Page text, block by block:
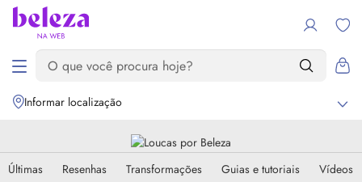
Informar localização
Últimas Resenhas Transformações Guias e tutoriais Vídeos